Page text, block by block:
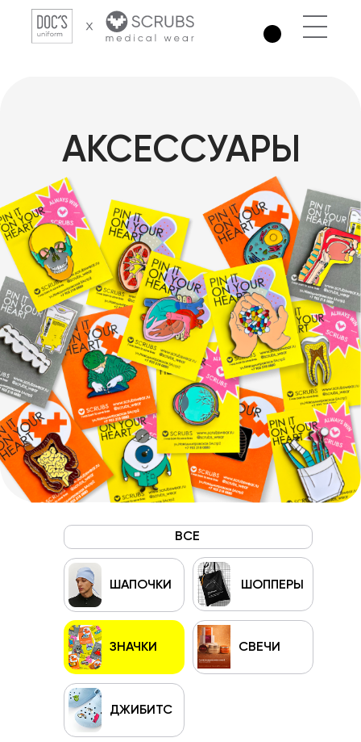
АКСЕССУАРЫ
ЗНАЧКИ
ШАПОЧКИ
СВЕЧИ
ДЖИБИТС
ВСЕ
ШОППЕРЫ